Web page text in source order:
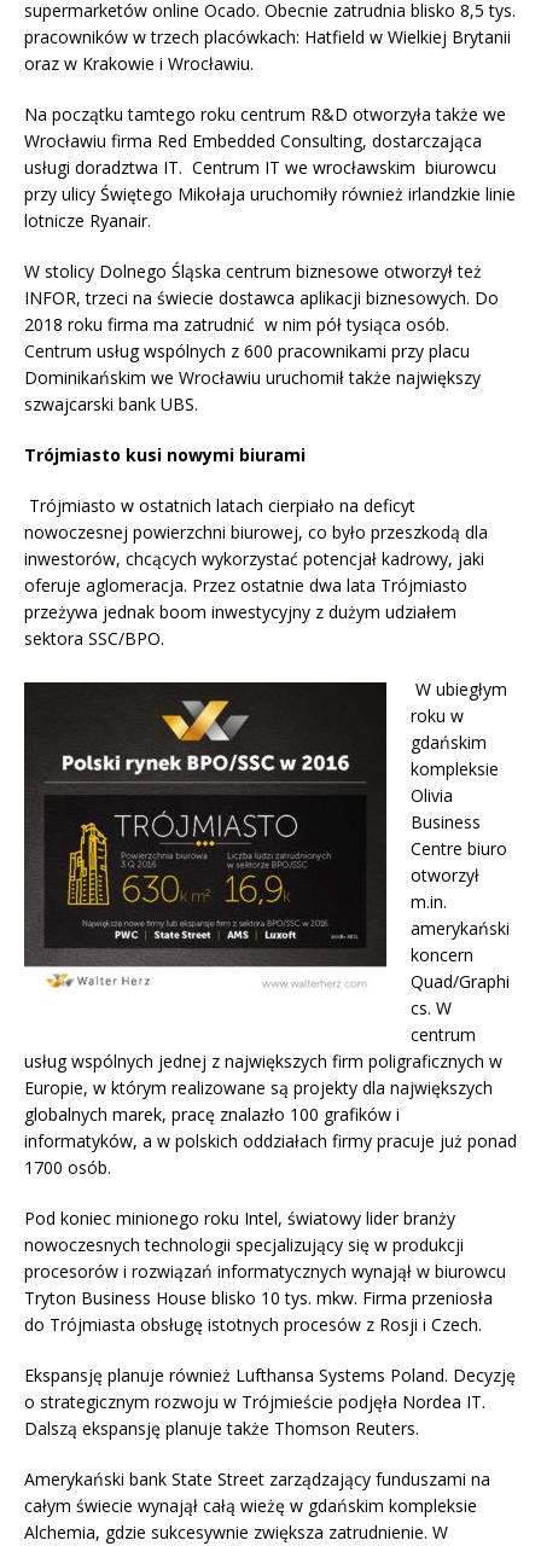
supermarketów online Ocado. Obecnie zatrudnia blisko 8,5 tys.
pracowników w trzech placówkach: Hatfield w Wielkiej Brytanii
oraz w Krakowie i Wrocławiu.
Na początku tamtego roku centrum R&D otworzyła także we
Wrocławiu firma Red Embedded Consulting, dostarczająca
usługi doradztwa IT. Centrum IT we wrocławskim biurowcu
przy ulicy Świętego Mikołaja uruchomiły również irlandzkie linie
lotnicze Ryanair.
W stolicy Dolnego Śląska centrum biznesowe otworzył też
INFOR, trzeci na świecie dostawca aplikacji biznesowych. Do
2018 roku firma ma zatrudnić w nim pół tysiąca osób.
Centrum usług wspólnych z 600 pracownikami przy placu
Dominikańskim we Wrocławiu uruchomił także największy
szwajcarski bank UBS.
Trójmiasto kusi nowymi biurami
Trójmiasto w ostatnich latach cierpiało na deficyt
nowoczesnej powierzchni biurowej, co było przeszkodą dla
inwestorów, chcących wykorzystać potencjał kadrowy, jaki
oferuje aglomeracja. Przez ostatnie dwa lata Trójmiasto
przeżywa jednak boom inwestycyjny z dużym udziałem
sektora SSC/BPO.
W ubiegłym
roku w
gdańskim
kompleksie
Olivia
Business
Centre biuro
otworzył
m.in.
amerykański
koncern
Quad/Graphi
cs. W
centrum
usług wspólnych jednej z największych firm poligraficznych w
Europie, w którym realizowane są projekty dla największych
globalnych marek, pracę znalazło 100 grafików i
informatyków, a w polskich oddziałach firmy pracuje już ponad
1700 osób.
Pod koniec minionego roku Intel, światowy lider branży
nowoczesnych technologii specjalizujący się w produkcji
procesorów i rozwiązań informatycznych wynajął w biurowcu
Tryton Business House blisko 10 tys. mkw. Firma przeniosła
do Trójmiasta obsługę istotnych procesów z Rosji i Czech.
Ekspansję planuje również Lufthansa Systems Poland. Decyzję
o strategicznym rozwoju w Trójmieście podjęła Nordea IT.
Dalszą ekspansję planuje także Thomson Reuters.
Amerykański bank State Street zarządzający funduszami na
całym świecie wynajął całą wieżę w gdańskim kompleksie
Alchemia, gdzie sukcesywnie zwiększa zatrudnienie. W